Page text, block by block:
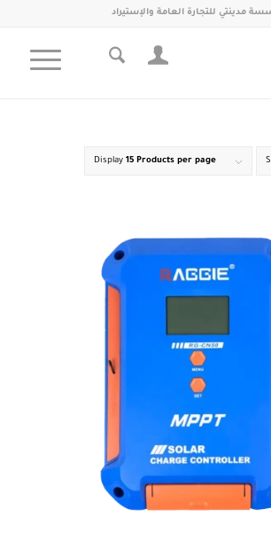
مدينتي للتجارة العامة والإستيراد
Display15 Products per page